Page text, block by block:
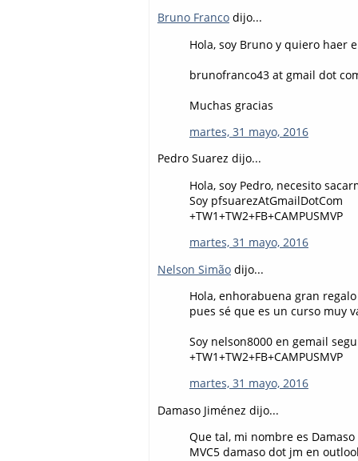
Bruno Franco dijo...
Hola, soy Bruno y quiero haer
brunofranco43 at gmail dot
Muchas gracias
martes, 31 mayo, 2016
Pedro Suarez dijo...
Hola, soy Pedro, necesito
Soy pfsuarezAtGmailDotCom
+TW1+TW2+FB+CAMPUSMVP
martes, 31 mayo, 2016
Nelson Simão dijo...
Hola, enhorabuena gran
pues sé que es un curso muy
Soy nelson8000 en gemail
+TW1+TW2+FB+CAMPUSMVP
martes, 31 mayo, 2016
Damaso Jiménez dijo...
Que tal, mi nombre es
MVC5 damaso dot jm en